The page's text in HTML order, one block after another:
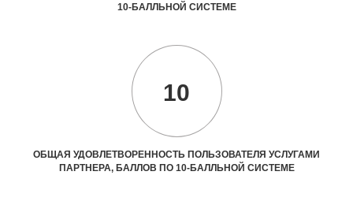
10-БАЛЛЬНОЙ СИСТЕМЕ
10
ОБЩАЯ УДОВЛЕТВОРЕННОСТЬ ПОЛЬЗОВАТЕЛЯ УСЛУГАМИ
ПАРТНЕРА, БАЛЛОВ ПО 10-БАЛЛЬНОЙ СИСТЕМЕ